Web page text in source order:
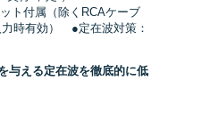
ト付属（除くRCAケーブ
時有効） ●定在波対策：
える定在波を徹底的に低